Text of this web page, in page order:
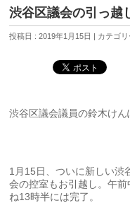
渋谷区議会の引っ越
投稿日 : 2019年1月15日 | カテゴ
渋谷区議会議員の鈴木けん
1月15日、ついに新しい渋
会の控室もお引越し。午
ね13時半には完了。